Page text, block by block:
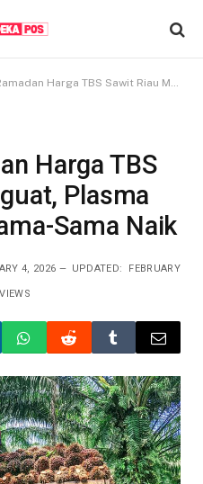
TBS Sawit Riau Menguat, Plasma dan Swadaya Sama-Sama Naik
Harga TBS
Plasma
Sama Naik
4, 2026 UPDATED: FEBRUARY
VIEWS